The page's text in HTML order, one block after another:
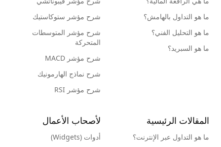
ما هو التداول بالهامش؟
ما هو التحليل الفني؟
ما هو السبريد؟
شرح مؤشر ستوكاستيك
شرح مؤشر المتوسطات
المتحركة
شرح مؤشر MACD
شرح نماذج الهارمونيك
شرح مؤشر RSI
المقالات الرئيسية
ما هو التداول عبر الإنترنت؟
لأصحاب الأعمال
أدوات (Widgets)